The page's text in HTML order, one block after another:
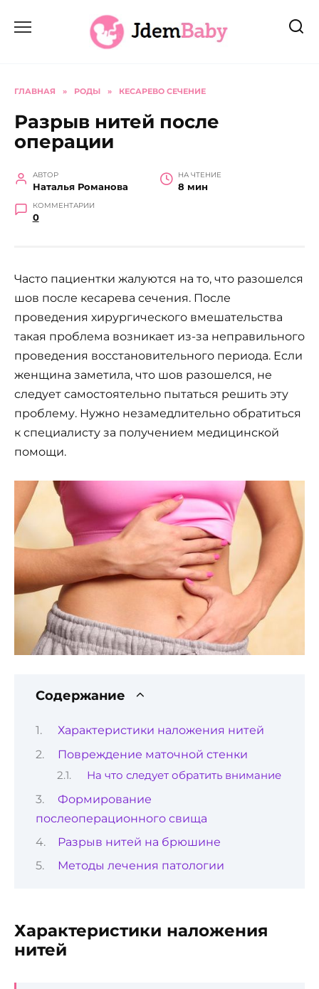
ГЛАВНАЯ » РОДЫ » КЕСАРЕВО СЕЧЕНИЕ
Разрыв нитей после
операции
АВТОР
Наталья Романова
НА ЧТЕНИЕ
8 мин
КОММЕНТАРИИ
0
Часто пациентки жалуются на то, что разошелся
шов после кесарева сечения. После
проведения хирургического вмешательства
такая проблема возникает из-за неправильного
проведения восстановительного периода. Если
женщина заметила, что шов разошелся, не
следует самостоятельно пытаться решить эту
проблему. Нужно незамедлительно обратиться
к специалисту за получением медицинской
помощи.
Содержание
Характеристики наложения нитей
Повреждение маточной стенки
На что следует обратить внимание
Формирование
послеоперационного свища
Разрыв нитей на брюшине
Методы лечения патологии
Характеристики наложения
нитей